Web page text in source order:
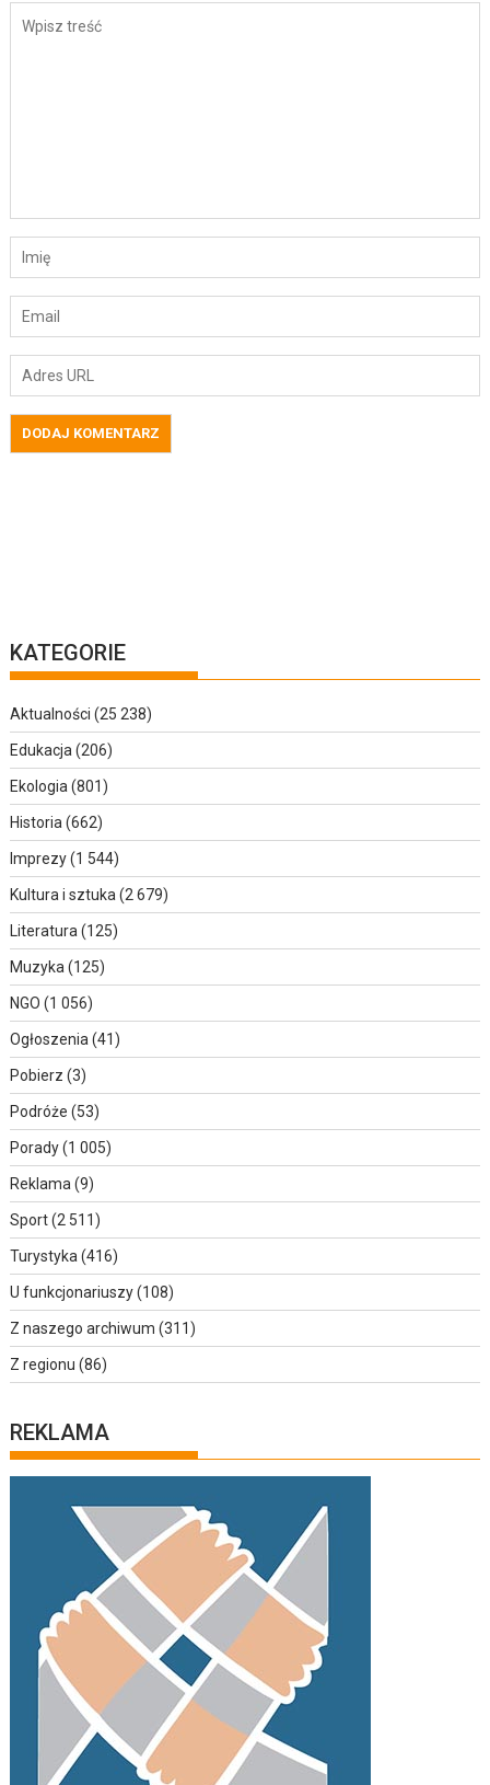
KATEGORIE
Aktualności (25 238)
Edukacja(206)
Ekologia(801)
Historia(662)
Imprezy(1 544)
Kultura i sztuka(2 679)
Literatura(125)
Muzyka(125)
NGO (1 056)
Ogłoszenia(41)
Pobierz (3)
Podróże (53)
Porady(1 005)
Reklama(9)
Sport(2 511)
Turystyka(416)
U funkcjonariuszy(108)
Z naszego archiwum (311)
Z regionu (86)
REKLAMA